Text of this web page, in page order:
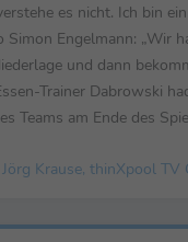
es nicht. Ich bin
Simon Engelmann: „Wir
und dann
Trainer Dabrowski
Teams am Ende des
Krause, thinXpool TV